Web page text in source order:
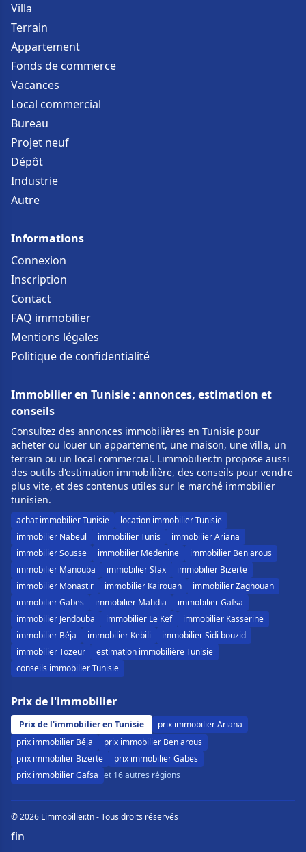
Villa
Terrain
Appartement
Fonds de commerce
Vacances
Local commercial
Bureau
Projet neuf
Dépôt
Industrie
Autre
Informations
Connexion
Inscription
Contact
FAQ immobilier
Mentions légales
Politique de confidentialité
Immobilier en Tunisie : annonces, estimation et
conseils
Consultez des annonces immobilières en Tunisie pour
acheter ou louer un appartement, une maison, une villa, un
terrain ou un local commercial. Limmobilier.tn propose aussi
des outils d'estimation immobilière, des conseils pour vendre
plus vite, et des contenus utiles sur le marché immobilier
tunisien.
achat immobilier Tunisie
location immobilier Tunisie
immobilier Nabeul
immobilier Tunis
immobilier Ariana
immobilier Sousse
immobilier Medenine
immobilier Ben arous
immobilier Manouba
immobilier Sfax
immobilier Bizerte
immobilier Monastir
immobilier Kairouan
immobilier Zaghouan
immobilier Gabes
immobilier Mahdia
immobilier Gafsa
immobilier Jendouba
immobilier Le Kef
immobilier Kasserine
immobilier Béja
immobilier Kebili
immobilier Sidi bouzid
immobilier Tozeur
estimation immobilière Tunisie
conseils immobilier Tunisie
Prix de l'immobilier
Prix de l'immobilier en Tunisie
prix immobilier Ariana
prix immobilier Béja
prix immobilier Ben arous
prix immobilier Bizerte
prix immobilier Gabes
prix immobilier Gafsa et 16 autres régions
© 2026 Limmobilier.tn - Tous droits réservés
fin